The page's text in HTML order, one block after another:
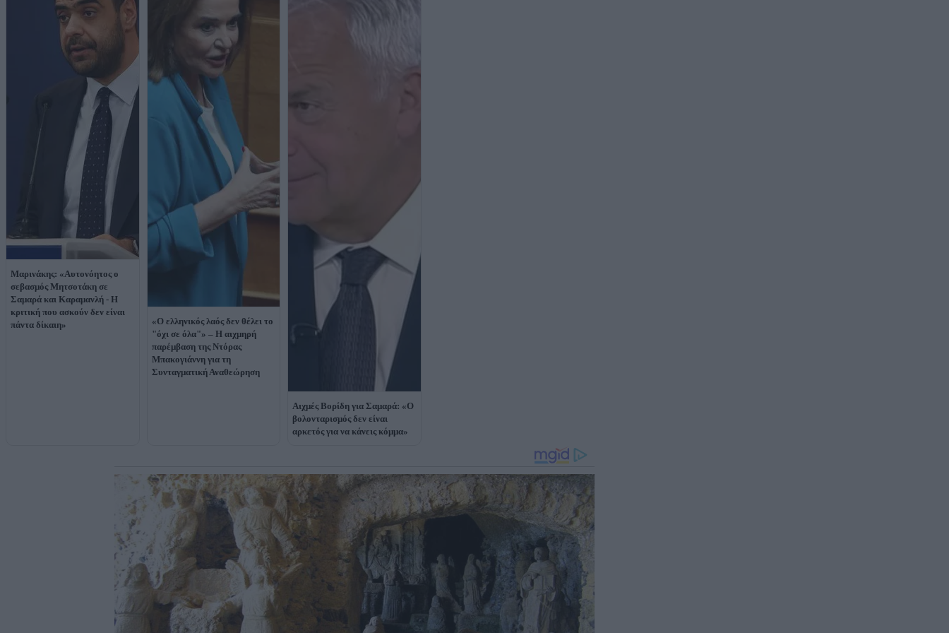
Μαρινάκης: «Αυτονόητος ο
σεβασμός Μητσοτάκη σε
Σαμαρά και Καραμανλή - Η
κριτική που ασκούν δεν είναι
πάντα δίκαιη»
«Ο ελληνικός λαός δεν θέλει το
"όχι σε όλα"» – Η αιχμηρή
παρέμβαση της Ντόρας
Μπακογιάννη για τη
Συνταγματική Αναθεώρηση
Αιχμές Βορίδη για Σαμαρά: «Ο
βολονταρισμός δεν είναι
αρκετός για να κάνεις κόμμα»